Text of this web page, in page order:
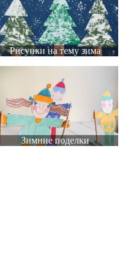
Рисунки на тему зима
Зимние поделки